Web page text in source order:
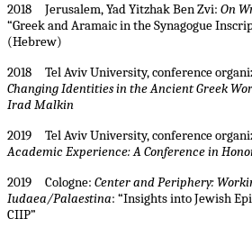
2018 Jerusalem, Yad Yitzhak Ben Zvi: On
“Greek and Aramaic in the Synagogue
(Hebrew)
2018 Tel Aviv University, conference
Changing Identities in the Ancient Greek
Irad Malkin
2019 Tel Aviv University, conference
Academic Experience: A Conference in
2019 Cologne: Center and Periphery:
Iudaea/Palaestina: “Insights into Jewish
CIIP”